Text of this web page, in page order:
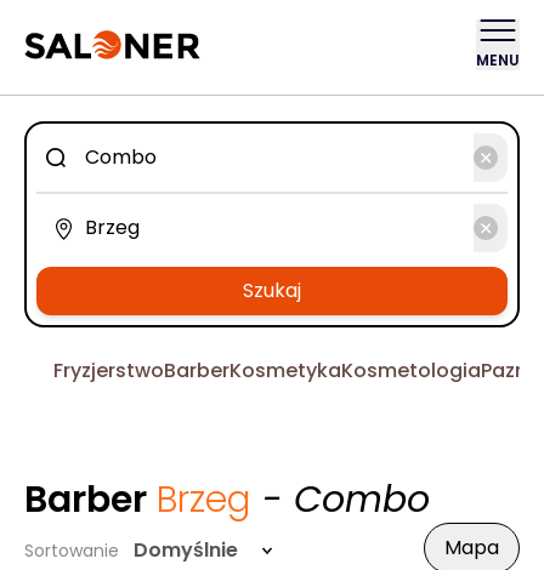
MENU
Szukaj
FryzjerstwoBarberKosmetykaKosmetologia
Barber Brzeg - Combo
Sortowanie Domyślnie Mapa